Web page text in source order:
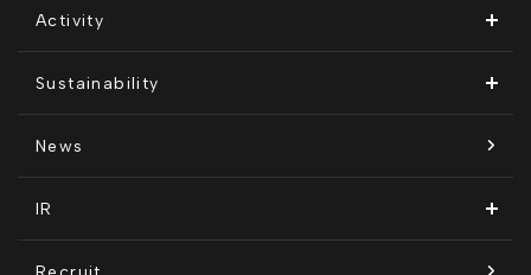
会社概要
沿革
Remogu（リモグ）・リラシク
Remoguフリーランス
Activity
メディア運営
テレリモ総研
Sustainability
SDGsに対する取り組み
コンプライアンス推進体制
News
IR
開示情報